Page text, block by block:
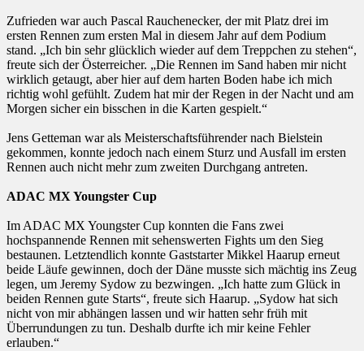
Zufrieden war auch Pascal Rauchenecker, der mit Platz drei im
ersten Rennen zum ersten Mal in diesem Jahr auf dem Podium
stand. „Ich bin sehr glücklich wieder auf dem Treppchen zu stehen“,
freute sich der Österreicher. „Die Rennen im Sand haben mir nicht
wirklich getaugt, aber hier auf dem harten Boden habe ich mich
richtig wohl gefühlt. Zudem hat mir der Regen in der Nacht und am
Morgen sicher ein bisschen in die Karten gespielt.“
Jens Getteman war als Meisterschaftsführender nach Bielstein
gekommen, konnte jedoch nach einem Sturz und Ausfall im ersten
Rennen auch nicht mehr zum zweiten Durchgang antreten.
ADAC MX Youngster Cup
Im ADAC MX Youngster Cup konnten die Fans zwei
hochspannende Rennen mit sehenswerten Fights um den Sieg
bestaunen. Letztendlich konnte Gaststarter Mikkel Haarup erneut
beide Läufe gewinnen, doch der Däne musste sich mächtig ins Zeug
legen, um Jeremy Sydow zu bezwingen. „Ich hatte zum Glück in
beiden Rennen gute Starts“, freute sich Haarup. „Sydow hat sich
nicht von mir abhängen lassen und wir hatten sehr früh mit
Überrundungen zu tun. Deshalb durfte ich mir keine Fehler
erlauben.“